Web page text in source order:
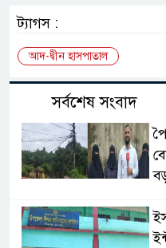
ট্যাগস :
আদ-দ্বীন হাসপাতাল
সর্বশেষ সংবাদ